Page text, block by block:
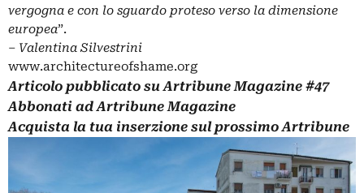
vergogna e con lo sguardo proteso verso la dimensione
europea”.
‒ Valentina Silvestrini
www.architectureofshame.org
Articolo pubblicato su Artribune Magazine #47
Abbonati ad Artribune Magazine
Acquista la tua inserzione sul prossimo Artribune